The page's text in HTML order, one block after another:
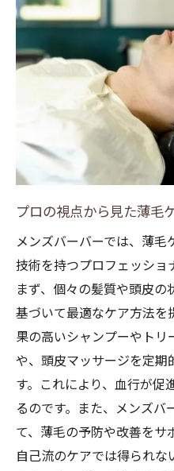
プロの視点から見た薄毛
メンズバーバーでは、薄毛
技術を持つプロフェッショ
まず、個々の髪質や頭皮
基づいて最適なケア方法を
果の高いシャンプーやトリ
や、頭皮マッサージを定期
す。これにより、血行が促
るのです。また、メンズバ
て、薄毛の予防や改善をサ
自己流のケアでは得られな